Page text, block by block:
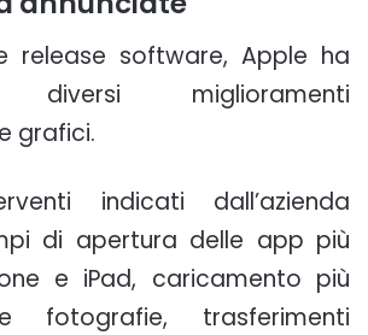
release software, Apple ha
diversi miglioramenti
grafici.
indicati dall’azienda
di apertura delle app più
e iPad, caricamento più
fotografie, trasferimenti